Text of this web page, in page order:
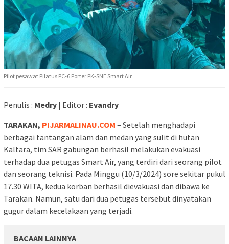
Pilot pesawat Pilatus PC-6 Porter PK-SNE Smart Air
Penulis : Medry | Editor : Evandry
TARAKAN, PIJARMALINAU.COM – Setelah menghadapi
berbagai tantangan alam dan medan yang sulit di hutan
Kaltara, tim SAR gabungan berhasil melakukan evakuasi
terhadap dua petugas Smart Air, yang terdiri dari seorang pilot
dan seorang teknisi. Pada Minggu (10/3/2024) sore sekitar pukul
17.30 WITA, kedua korban berhasil dievakuasi dan dibawa ke
Tarakan. Namun, satu dari dua petugas tersebut dinyatakan
gugur dalam kecelakaan yang terjadi.
BACAAN LAINNYA